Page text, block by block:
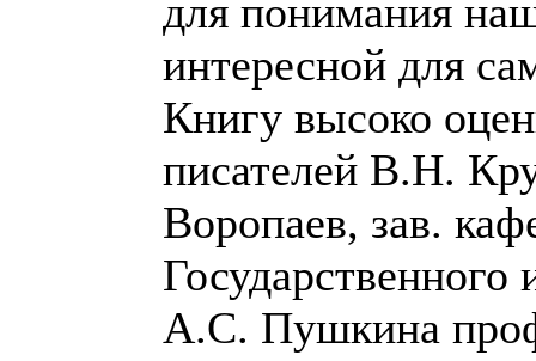
для понимания
интересной для
Книгу высоко
писателей В.Н.
Воропаев, зав.
Государственного
А.С. Пушкина